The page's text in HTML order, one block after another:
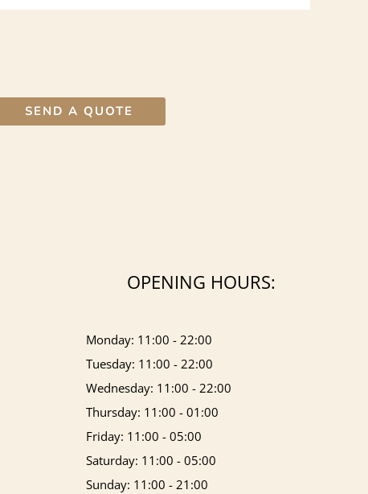
SEND A QUOTE
OPENING HOURS:
Monday: 11:00 - 22:00
Tuesday: 11:00 - 22:00
Wednesday: 11:00 - 22:00
Thursday: 11:00 - 01:00
Friday: 11:00 - 05:00
Saturday: 11:00 - 05:00
Sunday: 11:00 - 21:00